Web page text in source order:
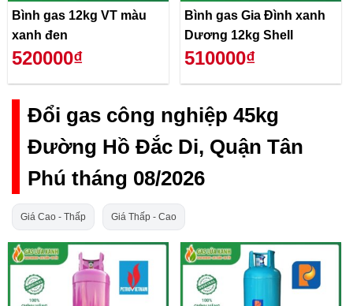
Bình gas 12kg VT màu
xanh đen
520000₫
Bình gas Gia Đình xanh
Dương 12kg Shell
510000₫
Đổi gas công nghiệp 45kg
Đường Hồ Đắc Di, Quận Tân
Phú tháng 08/2026
Giá Cao - Thấp Giá Thấp - Cao